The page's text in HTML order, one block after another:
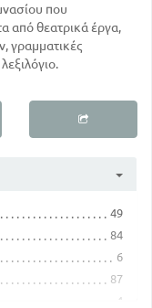
που
από θεατρικά έργα,
γραμματικές
49
84
6
87
4